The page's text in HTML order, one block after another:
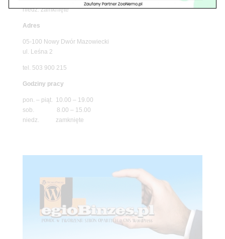
niedz. zamknięte
Adres
05-100 Nowy Dwór Mazowiecki
ul. Leśna 2
tel. 503 900 215
Godziny pracy
pon. – piąt. 10.00 – 19.00
sob. 8.00 – 15.00
niedz. zamknięte